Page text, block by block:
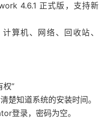
4.6.1 正式版，支持新
算机、网络、回收站、
权”
楚知道系统的安装时间。
登录，密码为空。